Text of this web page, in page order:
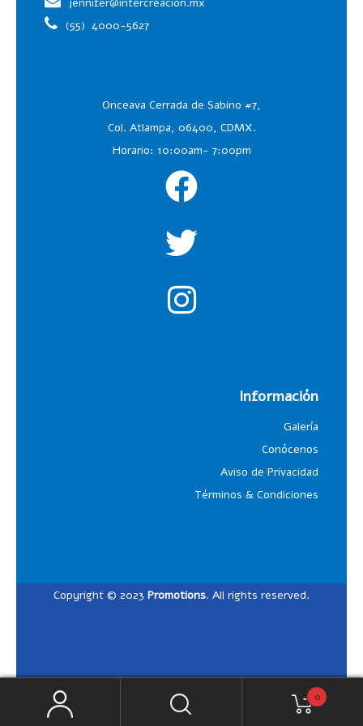
(55) 4000-5627
Onceava Cerrada de Sabino #7,
Col. Atlampa, 06400, CDMX.
Horario: 10:00am- 7:00pm
Información
Galería
Conócenos
Aviso de Privacidad
Términos & Condiciones
Copyright © 2023 Promotions. All rights reserved.
0